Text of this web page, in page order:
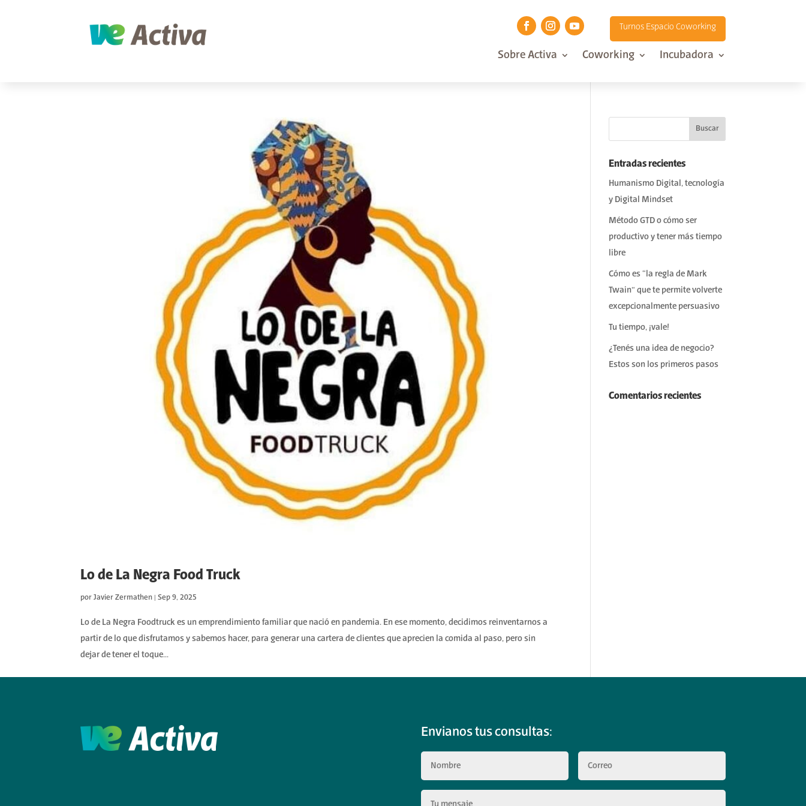
Turnos Espacio Coworking
Sobre Activa Coworking Incubadora
Lo de La Negra Food Truck
porJavier Zermathen |Sep 9, 2025
Lo de La Negra Foodtruck es un emprendimiento familiar que nació en pandemia. En ese momento, decidimos reinventarnos a
partir de lo que disfrutamos y sabemos hacer, para generar una cartera de clientes que aprecien la comida al paso, pero sin
dejar de tener el toque...
Entradas recientes
Humanismo Digital, tecnología
y Digital Mindset
Método GTD o cómo ser
productivo y tener más tiempo
libre
Cómo es “la regla de Mark
Twain” que te permite volverte
excepcionalmente persuasivo
Tu tiempo, ¡vale!
¿Tenés una idea de negocio?
Estos son los primeros pasos
Comentarios recientes
Envianos tus consultas: